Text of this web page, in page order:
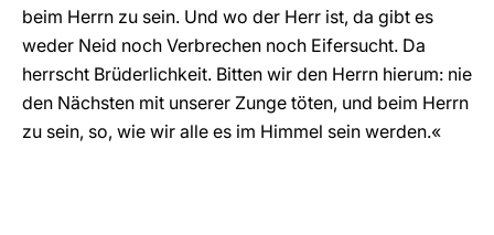
beim Herrn zu sein. Und wo der Herr ist, da gibt es
weder Neid noch Verbrechen noch Eifersucht. Da
herrscht Brüderlichkeit. Bitten wir den Herrn hierum: nie
den Nächsten mit unserer Zunge töten, und beim Herrn
zu sein, so, wie wir alle es im Himmel sein werden.«